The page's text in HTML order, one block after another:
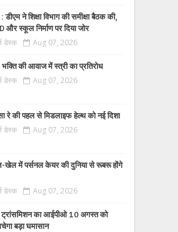
ने शिक्षा विभाग की समीक्षा बैठक की,
और स्कूल निर्माण पर दिया जोर
डेस्क Aug 07, 2026
भक्ति की आवाज में स्त्री का प्रतिरोध
डेस्क Aug 07, 2026
रे की पहल से मिडलाइफ हेल्थ को नई दिशा
डेस्क Aug 07, 2026
में पर्सनल केयर की दुनिया से रूबरू होंगे
डेस्क Aug 07, 2026
का आईपीओ 10 अगस्त को
बड़ा घमासान